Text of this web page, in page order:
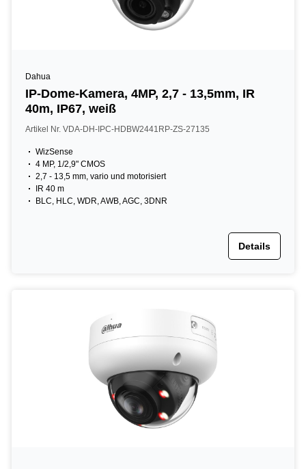
Dahua
IP-Dome-Kamera, 4MP, 2,7 - 13,5mm, IR
40m, IP67, weiß
Artikel Nr. VDA-DH-IPC-HDBW2441RP-ZS-27135
WizSense
4 MP, 1/2,9" CMOS
2,7 - 13,5 mm, vario und motorisiert
IR 40 m
BLC, HLC, WDR, AWB, AGC, 3DNR
Details